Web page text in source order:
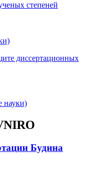
степеней
диссертационных
науки)
Будина